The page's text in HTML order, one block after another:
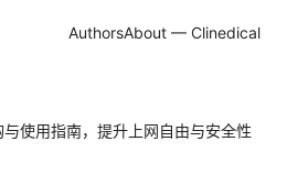
AuthorsAbout — Clinedical
使用指南，提升上网自由与安全性